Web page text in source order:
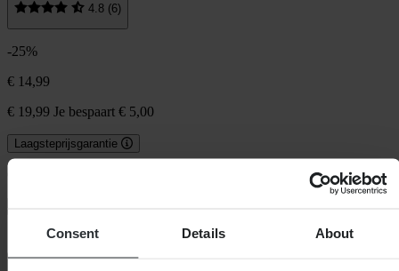
Consent Details About
4.8 (6)
-25%
€ 14,99
€ 19,99 Je bespaart € 5,00
Laagsteprijsgarantie